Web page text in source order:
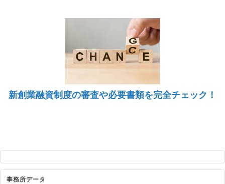
新創業融資制度の審査や必要書類を完全チェック！
事務所データ